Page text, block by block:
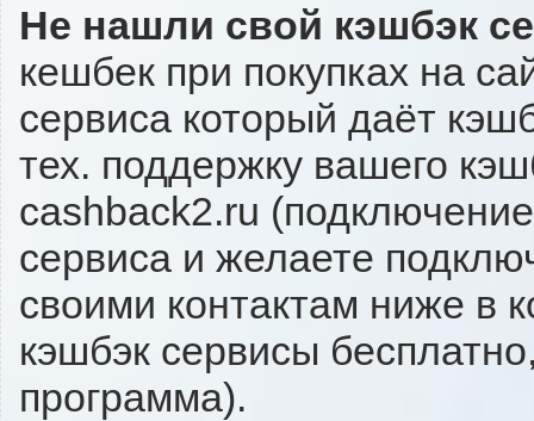
Не нашли свой кэшбэк
кешбек при покупках на
сервиса который даёт
тех. поддержку вашего
cashback2.ru
сервиса и желаете
своими контактам ниже в
кэшбэк сервисы
программа).